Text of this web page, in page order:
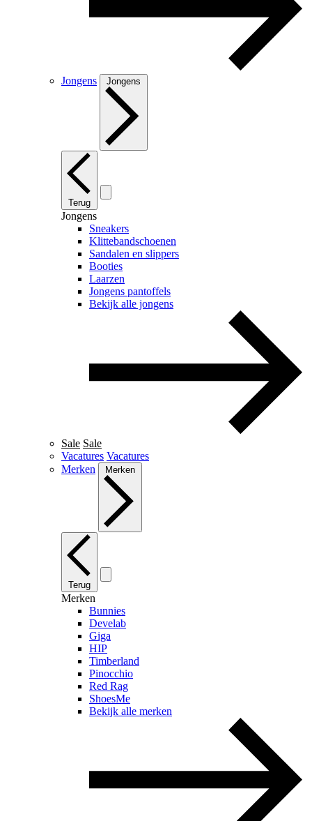
Jongens Jongens
Terug
Jongens
Sneakers
Klittebandschoenen
Sandalen en slippers
Booties
Laarzen
Jongens pantoffels
Bekijk alle jongens
Sale Sale
Vacatures Vacatures
Merken
Merken
Terug
Merken
Bunnies
Develab
Giga
HIP
Timberland
Pinocchio
Red Rag
ShoesMe
Bekijk alle merken